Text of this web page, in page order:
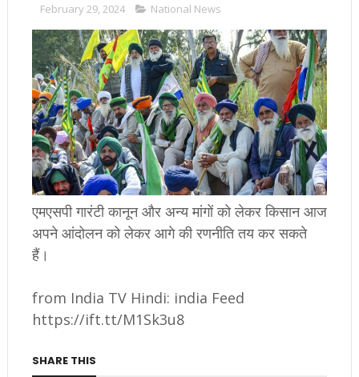
February 29, 2024 National News
एमएसपी गारंटी कानून और अन्य मांगों को लेकर किसान आज
अपने आंदोलन को लेकर आगे की रणनीति तय कर सकते
हैं।
from India TV Hindi: india Feed
https://ift.tt/M1Sk3u8
SHARE THIS